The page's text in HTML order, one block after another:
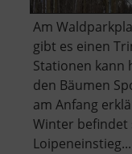
Am
gibt es einen
Stationen kann
den Bäumen
am Anfang
Winter befindet